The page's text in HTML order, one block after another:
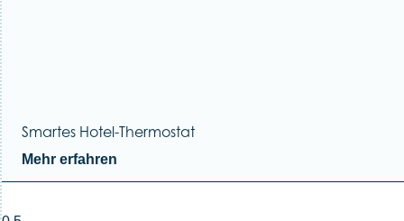
Smartes Hotel-Thermostat
Mehr erfahren